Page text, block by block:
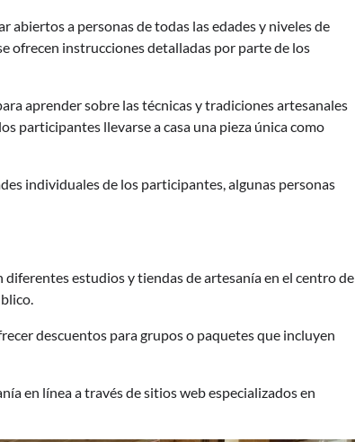
abiertos a personas de todas las edades y niveles de
ofrecen instrucciones detalladas por parte de los
aprender sobre las técnicas y tradiciones artesanales
participantes llevarse a casa una pieza única como
individuales de los participantes, algunas personas
estudios y tiendas de artesanía en el centro de
descuentos para grupos o paquetes que incluyen
en línea a través de sitios web especializados en